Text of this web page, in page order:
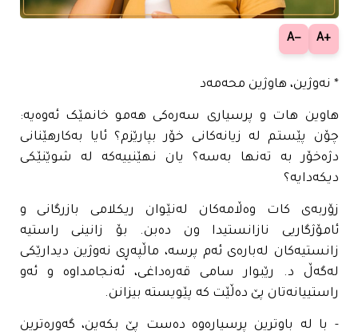
+A
−A
* نەوژین، هاوژین محەمەد
هاوین هات و پرسیاری سەرەکی هەمو خانمێک ئەوەیە:
چۆن پێستم لە زیانەکانی خۆر بپارێزم؟ ئایا بەکارهێنانی
دژەخۆر بە تەنها بەسە؟ یان نهێنییەکە لە شوێنێکی
دیکەدایە؟
زۆربەی کات وەڵامەکان لەنێوان ریکلامی بازرگانی و
ئامۆژگاریی نازانستیدا ون دەبن. بۆ زانینی راستیە
زانستیەکان لەبارەی ئەم پرسە، ماڵپەڕی نەوژین دیدارێکی
لەگەڵ د. رێبوار سامی قەرەداغی، ئەنجامداوە و ئەو
راستییانەتان پێ دەڵێت کە پێویستە بیزانن.
- با لە باوترین پرسیارەوە دەست پێ بکەین، گەورەترین